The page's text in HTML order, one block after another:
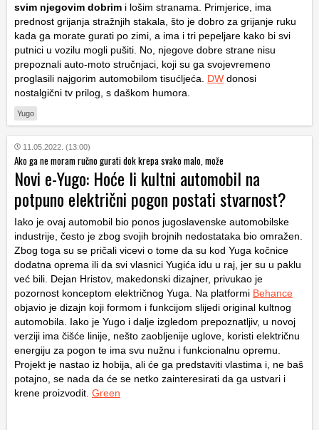
svim njegovim dobrim i lošim stranama. Primjerice, ima
prednost grijanja stražnjih stakala, što je dobro za grijanje ruku
kada ga morate gurati po zimi, a ima i tri pepeljare kako bi svi
putnici u vozilu mogli pušiti. No, njegove dobre strane nisu
prepoznali auto-moto stručnjaci, koji su ga svojevremeno
proglasili najgorim automobilom tisućljeća. DW donosi
nostalgični tv prilog, s daškom humora.
Yugo
11.05.2022. (13:00)
Ako ga ne moram ručno gurati dok krepa svako malo, može
Novi e-Yugo: Hoće li kultni automobil na
potpuno električni pogon postati stvarnost?
Iako je ovaj automobil bio ponos jugoslavenske automobilske
industrije, često je zbog svojih brojnih nedostataka bio omražen.
Zbog toga su se pričali vicevi o tome da su kod Yuga kočnice
dodatna oprema ili da svi vlasnici Yugića idu u raj, jer su u paklu
već bili. Dejan Hristov, makedonski dizajner, privukao je
pozornost konceptom električnog Yuga. Na platformi Behance
objavio je dizajn koji formom i funkcijom slijedi original kultnog
automobila. Iako je Yugo i dalje izgledom prepoznatljiv, u novoj
verziji ima čišće linije, nešto zaobljenije uglove, koristi električnu
energiju za pogon te ima svu nužnu i funkcionalnu opremu.
Projekt je nastao iz hobija, ali će ga predstaviti vlastima i, ne baš
potajno, se nada da će se netko zainteresirati da ga ustvari i
krene proizvodit. Green